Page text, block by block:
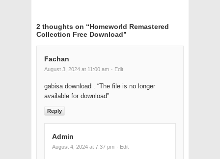
2 thoughts on “Homeworld Remastered
Collection Free Download”
Fachan
August 3, 2024 at 11:00 am · Edit
gabisa download . “The file is no longer
available for download”
Reply
Admin
August 4, 2024 at 7:37 pm · Edit